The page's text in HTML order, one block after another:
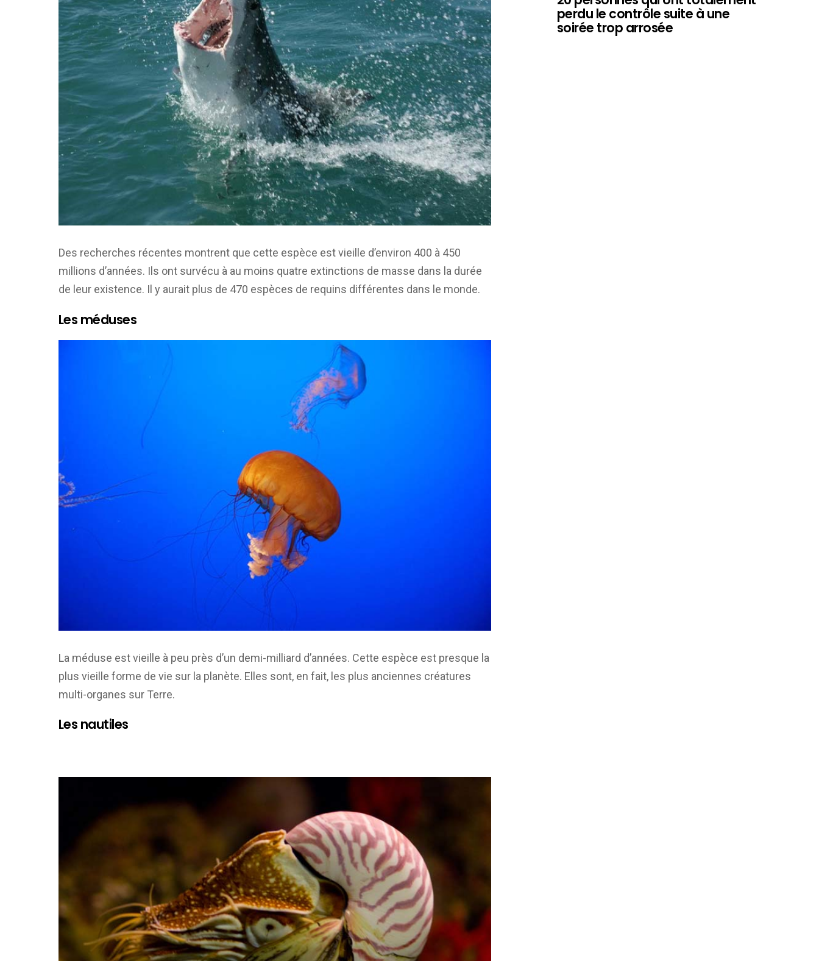
Des recherches récentes montrent que cette espèce est vieille d’environ 400 à 450
millions d’années. Ils ont survécu à au moins quatre extinctions de masse dans la durée
de leur existence. Il y aurait plus de 470 espèces de requins différentes dans le monde.
Les méduses
La méduse est vieille à peu près d’un demi-milliard d’années. Cette espèce est presque la
plus vieille forme de vie sur la planète. Elles sont, en fait, les plus anciennes créatures
multi-organes sur Terre.
Les nautiles
perdu le contrôle suite à une
soirée trop arrosée